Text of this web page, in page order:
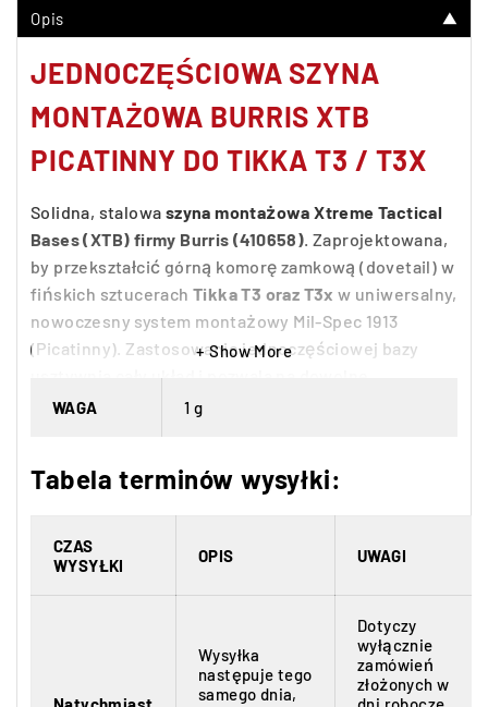
Opis ▼
JEDNOCZĘŚCIOWA SZYNA
MONTAŻOWA BURRIS XTB
PICATINNY DO TIKKA T3 / T3X
Solidna, stalowa szyna montażowa Xtreme Tactical
Bases (XTB) firmy Burris (410658). Zaprojektowana,
by przekształcić górną komorę zamkową (dovetail) w
fińskich sztucerach Tikka T3 oraz T3x w uniwersalny,
nowoczesny system montażowy Mil-Spec 1913
(Picatinny). Zastosowanie jednoczęściowej bazy
usztywnia cały układ i pozwala na dowolne
dobieranie dystansu od oka, niezależnie od tego, jak
Zdejmuje ograniczenia fabrycznego systemu Tikki,
pozwalając założyć obejmy taktyczne o standardzie
Sztywność i twardość
Lity kawałek amerykańskiej, frezowanej CNC stali
Show More
WAGA 1 g
Tabela terminów wysyłki:
CZAS
WYSYŁKI
OPIS UWAGI
Wysyłka
następuje tego
samego dnia,
Dotyczy
wyłącznie
zamówień
złożonych w